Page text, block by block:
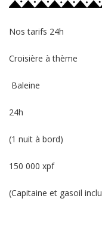
Nos tarifs 24h
Croisière à thème
Baleine
24h
(1 nuit à bord)
150 000 xpf
(Capitaine et gasoil